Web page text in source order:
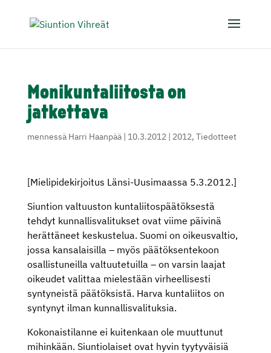
Monikuntaliitosta on
jatkettava
mennessä Harri Haanpää| 10.3.2012| 2012, Tiedotteet
[Mielipidekirjoitus Länsi-Uusimaassa 5.3.2012.]
Siuntion valtuuston kuntaliitospäätöksestä
tehdyt kunnallisvalitukset ovat viime päivinä
herättäneet keskustelua. Suomi on oikeusvaltio,
jossa kansalaisilla – myös päätöksentekoon
osallistuneilla valtuutetuilla – on varsin laajat
oikeudet valittaa mielestään virheellisesti
syntyneistä päätöksistä. Harva kuntaliitos on
syntynyt ilman kunnallisvalituksia.
Kokonaistilanne ei kuitenkaan ole muuttunut
mihinkään. Siuntiolaiset ovat hyvin tyytyväisiä